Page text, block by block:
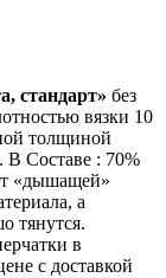
стандарт» без
вязки 10
толщиной
В Составе : 70%
«дышащей»
а
тянутся.
в
с доставкой